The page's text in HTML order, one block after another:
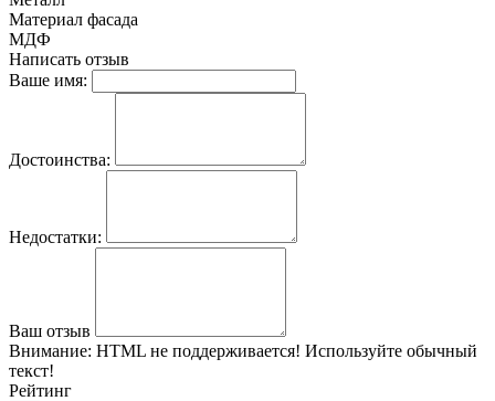
Материал фасада
МДФ
Написать отзыв
Ваше имя:
Достоинства:
Недостатки:
Ваш отзыв
Внимание: HTML не поддерживается! Используйте обычный
текст!
Рейтинг